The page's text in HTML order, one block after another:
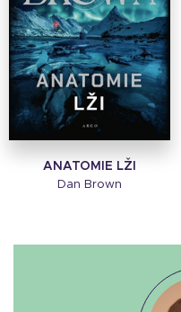
ANATOMIE LŽI
Dan Brown